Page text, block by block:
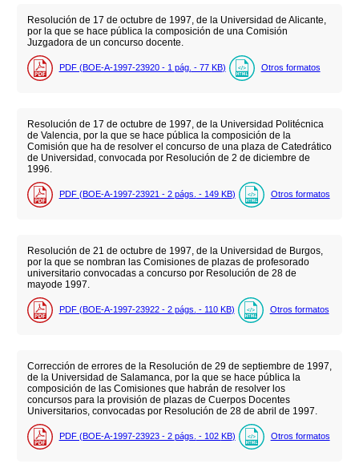
Resolución de 17 de octubre de 1997, de la Universidad de Alicante,
por la que se hace pública la composición de una Comisión
Juzgadora de un concurso docente.
PDF (BOE-A-1997-23920 - 1 pág. - 77 KB) Otros formatos
Resolución de 17 de octubre de 1997, de la Universidad Politécnica
de Valencia, por la que se hace pública la composición de la
Comisión que ha de resolver el concurso de una plaza de Catedrático
de Universidad, convocada por Resolución de 2 de diciembre de
1996.
PDF (BOE-A-1997-23921 - 2 págs. - 149 KB) Otros formatos
Resolución de 21 de octubre de 1997, de la Universidad de Burgos,
por la que se nombran las Comisiones de plazas de profesorado
universitario convocadas a concurso por Resolución de 28 de
mayode 1997.
PDF (BOE-A-1997-23922 - 2 págs. - 110 KB) Otros formatos
Corrección de errores de la Resolución de 29 de septiembre de 1997,
de la Universidad de Salamanca, por la que se hace pública la
composición de las Comisiones que habrán de resolver los
concursos para la provisión de plazas de Cuerpos Docentes
Universitarios, convocadas por Resolución de 28 de abril de 1997.
PDF (BOE-A-1997-23923 - 2 págs. - 102 KB) Otros formatos